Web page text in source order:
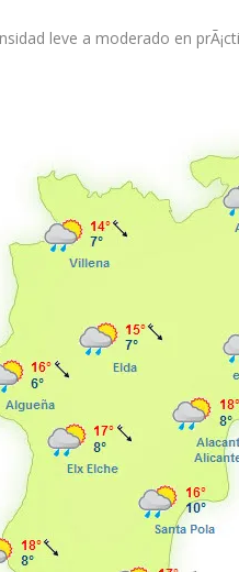
leve a moderado en